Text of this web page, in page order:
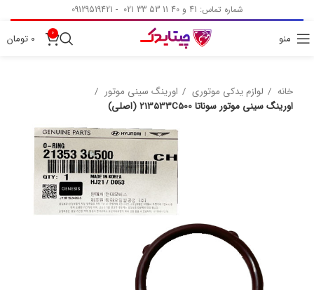
شماره تماس: 41 و 40 11 53 33 021 - 09129519421
منو 0
0 تومان
خانه لوازم یدکی موتوری
اورینگ سینی موتور
اورینگ سینی موتور سوناتا 213533C500 (اصلی)